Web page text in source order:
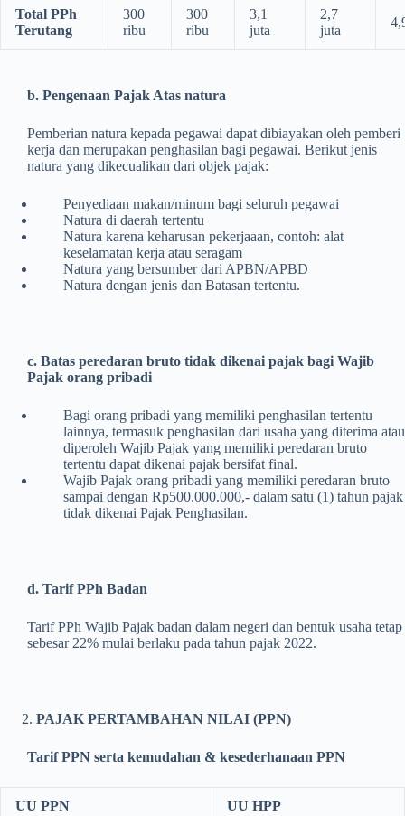
Total PPh
Terutang
300
ribu
300
ribu
3,1
juta
2,7
juta
b. Pengenaan Pajak Atas natura
Pemberian natura kepada pegawai dapat dibiayakan oleh pemberi
kerja dan merupakan penghasilan bagi pegawai. Berikut jenis
natura yang dikecualikan dari objek pajak:
Penyediaan makan/minum bagi seluruh pegawai
Natura di daerah tertentu
Natura karena keharusan pekerjaaan, contoh: alat
keselamatan kerja atau seragam
Natura yang bersumber dari APBN/APBD
Natura dengan jenis dan Batasan tertentu.
c. Batas peredaran bruto tidak dikenai pajak bagi Wajib
Pajak orang pribadi
Bagi orang pribadi yang memiliki penghasilan tertentu
lainnya, termasuk penghasilan dari usaha yang diterima atau
diperoleh Wajib Pajak yang memiliki peredaran bruto
tertentu dapat dikenai pajak bersifat final.
Wajib Pajak orang pribadi yang memiliki peredaran bruto
sampai dengan Rp500.000.000,- dalam satu (1) tahun pajak
tidak dikenai Pajak Penghasilan.
d. Tarif PPh Badan
Tarif PPh Wajib Pajak badan dalam negeri dan bentuk usaha tetap
sebesar 22% mulai berlaku pada tahun pajak 2022.
PAJAK PERTAMBAHAN NILAI (PPN)
Tarif PPN serta kemudahan & kesederhanaan PPN
UU PPN UU HPP